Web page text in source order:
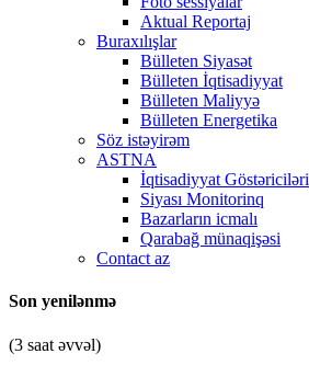
Aktual Reportaj
Buraxılışlar
Bülleten Siyasət
Bülleten İqtisadiyyat
Bülleten Maliyyə
Bülleten Energetika
Söz istəyirəm
ASTNA
İqtisadiyyat Göstəriciləri
Siyası Monitorinq
Bazarların icmalı
Qarabağ münaqişəsi
Contact az
Son yenilənmə
(3 saat əvvəl)